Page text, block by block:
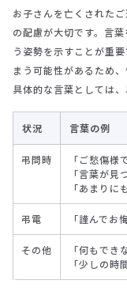
お子さんを亡くされた
の配慮が大切です。言
う姿勢を示すことが重
まう可能性があるため
具体的な言葉としては
状況 言葉の例
弔問時
「ご愁傷様
「言葉が
「あまり
弔電 「謹んで
その他
「何もで
「少しの